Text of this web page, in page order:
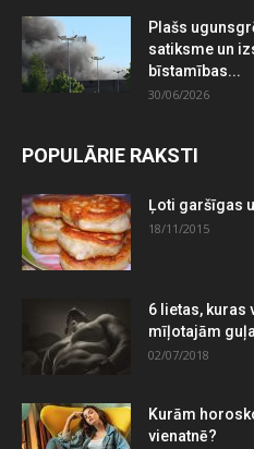
Plašs
satiksme un
bīstamības...
30/06/2026
POPULĀRIE RAKSTI
Ļoti garšīgas
18/11/2015
6 lietas, kuras
mīļotajām
02/07/2018
Kurām
vienatnē?